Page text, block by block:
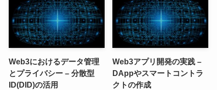
Web3におけるデータ管理
とプライバシー – 分散型
ID(DID)の活用
Web3アプリ開発の実践 –
DAppやスマートコントラ
クトの作成